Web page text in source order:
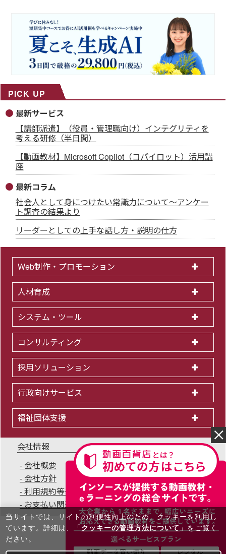
PICK UP
最新サービス
【講師派遣】（役員・管理職向け）インテグリティを
考える研修（半日間）
【動画教材】Microsoft Copilot（コパイロット）活用講
座
最新コラム
社会人として身につけたい常識力について～アンケー
ト調査の結果より
リーダーとしての上手な話し方・説明の仕方
Web制作・プロモーション
人材育成
システム・ツール
コンサルティング
採用ソリューション
行政向けサービス
福祉団体支援
会社情報
会社概要
IR情報
採用情報
会社方針
個人情報保護方針
利用規約等一覧
商標について
サイトマップ
お支払い関連Q&A
無料セミナー
当サイトでは、サイトの利便性向上のため、クッキーを利⽤し
ています。詳細は、「 クッキーの管理方法について 」をご覧く
ださい。